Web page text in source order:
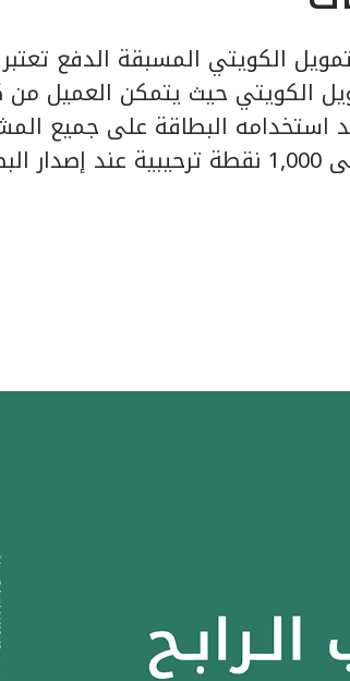
الكويتي المسبقة الدفع
بقيمة 1 د.ك عند استخدامه البطاقة على جميع